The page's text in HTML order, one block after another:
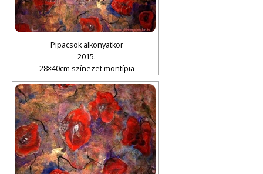
Pipacsok alkonyatkor
2015.
28×40cm színezet montípia